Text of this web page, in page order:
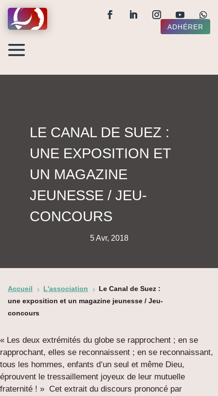
ADHÉRER
LE CANAL DE SUEZ :
UNE EXPOSITION ET
UN MAGAZINE
JEUNESSE / JEU-
CONCOURS
5 Avr, 2018
Accueil 5 L'association 5
Le Canal de Suez :
une exposition et un magazine jeunesse / Jeu-
concours
« Les deux extrémités du globe se rapprochent ; en se
rapprochant, elles se reconnaissent ; en se reconnaissant,
tous les hommes, enfants d’un seul et même Dieu,
éprouvent le tressaillement joyeux de leur mutuelle
fraternité ! » Cet extrait du discours prononcé par